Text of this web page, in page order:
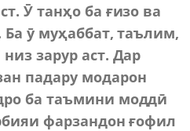
Ӯ танҳо ба ғизо ва
ӯ муҳаббат, таълим,
зарур аст. Дар
падару модарон
ба таъмини моддӣ
фарзандон ғофил